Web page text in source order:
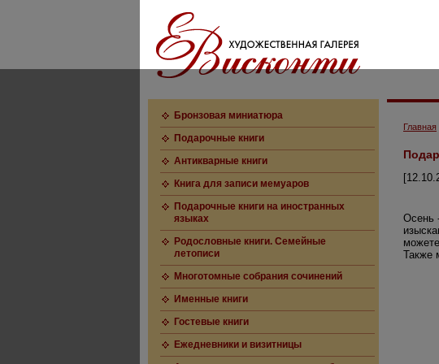
Бронзовая миниатюра
Подарочные книги
Антикварные книги
Книга для записи мемуаров
Подарочные книги на иностранных
языках
Родословные книги. Семейные
летописи
Многотомные собрания сочинений
Именные книги
Гостевые книги
Ежедневники и визитницы
Главная
Осень
Также